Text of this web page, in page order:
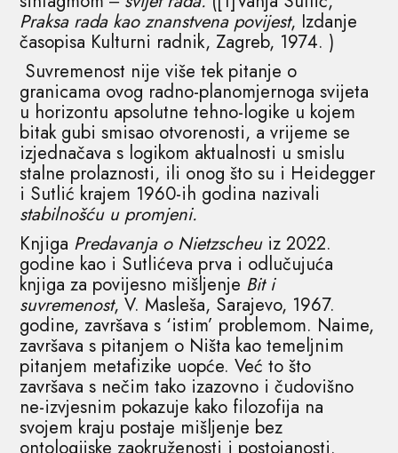
Praksa rada kao znanstvena povijest, Izdanje
časopisa Kulturni radnik, Zagreb, 1974. )
Suvremenost nije više tek pitanje o
granicama ovog radno-planomjernoga svijeta
u horizontu apsolutne tehno-logike u kojem
bitak gubi smisao otvorenosti, a vrijeme se
izjednačava s logikom aktualnosti u smislu
stalne prolaznosti, ili onog što su i Heidegger
i Sutlić krajem 1960-ih godina nazivali
stabilnošću u promjeni.
Knjiga Predavanja o Nietzscheu iz 2022.
godine kao i Sutlićeva prva i odlučujuća
knjiga za povijesno mišljenje Bit i
suvremenost, V. Masleša, Sarajevo, 1967.
godine, završava s ‘istim’ problemom. Naime,
završava s pitanjem o Ništa kao temeljnim
pitanjem metafizike uopće. Već to što
završava s nečim tako izazovno i čudovišno
ne-izvjesnim pokazuje kako filozofija na
svojem kraju postaje mišljenje bez
ontologijske zaokruženosti i postojanosti.